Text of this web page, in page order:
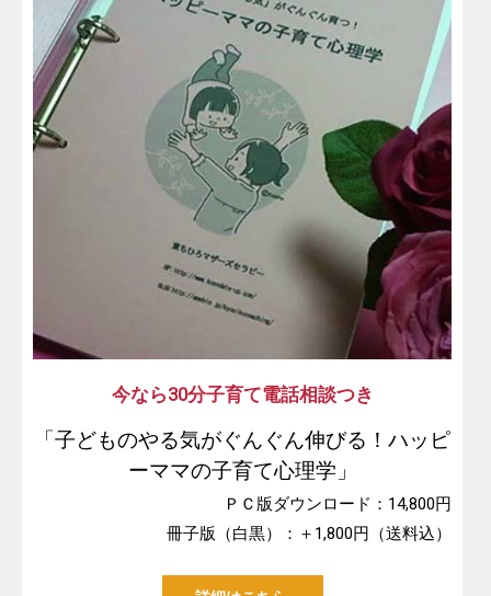
今なら30分子育て電話相談つき
「子どものやる気がぐんぐん伸びる！ハッピ
ーママの子育て心理学」
ＰＣ版ダウンロード：14,800円
冊子版（白黒）：＋1,800円（送料込）